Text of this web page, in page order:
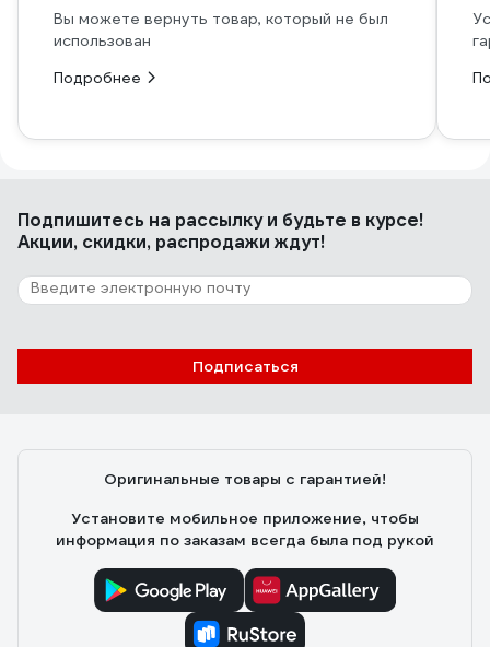
Вы можете вернуть товар, который не был
использован
Подробнее
Подпишитесь на рассылкуи будьте в курсе!
Акции, скидки, распродажи ждут!
Подписаться
Оригинальные товары с гарантией!
Установите мобильное приложение, чтобы
информация по заказам всегда была под рукой